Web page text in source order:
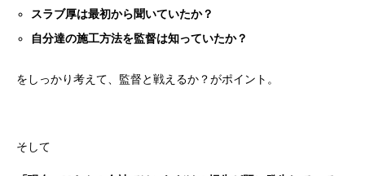
スラブ厚は最初から聞いていたか？
自分達の施工方法を監督は知っていたか？
をしっかり考えて、監督と戦えるか？がポイント。
そして